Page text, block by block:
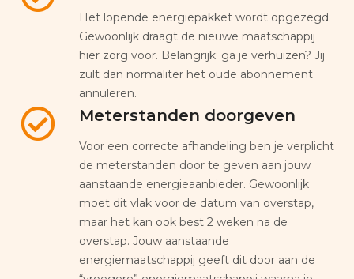
Het lopende energiepakket wordt opgezegd.
Gewoonlijk draagt de nieuwe maatschappij
hier zorg voor. Belangrijk: ga je verhuizen? Jij
zult dan normaliter het oude abonnement
annuleren.
Meterstanden doorgeven
Voor een correcte afhandeling ben je verplicht
de meterstanden door te geven aan jouw
aanstaande energieaanbieder. Gewoonlijk
moet dit vlak voor de datum van overstap,
maar het kan ook best 2 weken na de
overstap. Jouw aanstaande
energiemaatschappij geeft dit door aan de